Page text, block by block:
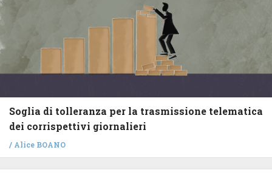
Soglia di tolleranza per la trasmissione telematica
dei corrispettivi giornalieri
/ Alice BOANO